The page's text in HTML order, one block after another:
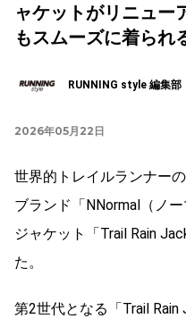
ャケットがリニュー
もスムーズに着られ
RUNNING style 編集部
2026年05月22日
世界的トレイルランナー
ブランド「NNormal（ノ
ジャケット「Trail Rain
た。
第2世代となる「Trail